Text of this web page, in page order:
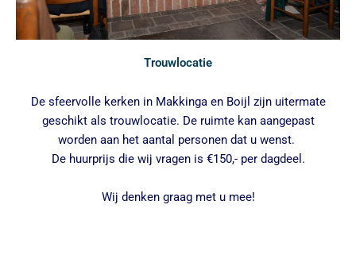
Trouwlocatie
De sfeervolle kerken in Makkinga en Boijl zijn uitermate
geschikt als trouwlocatie. De ruimte kan aangepast
worden aan het aantal personen dat u wenst.
De huurprijs die wij vragen is €150,- per dagdeel.
Wij denken graag met u mee!